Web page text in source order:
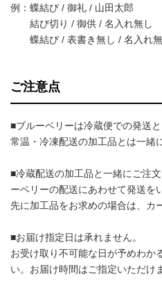
例：蝶結び / 御礼 / 山田太郎
結び切り / 御供 / 名入れ無し
蝶結び / 表書き無し / 名入れ
ご注意点
■ブルーベリーは冷蔵便での発送と
常温・冷凍配送の加工品とは一緒
■冷蔵配送の加工品と一緒にご注
ーベリーの配送にあわせて発送を
先に加工品をお求めの場合は、カ
■お届け指定日は承れません。
お受け取り不可能な日が予めわか
い。お届け時間はご指定いただけ